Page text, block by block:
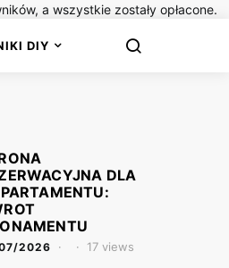
a wszystkie zostały opłacone.
DIY
DLA
2026 17 views